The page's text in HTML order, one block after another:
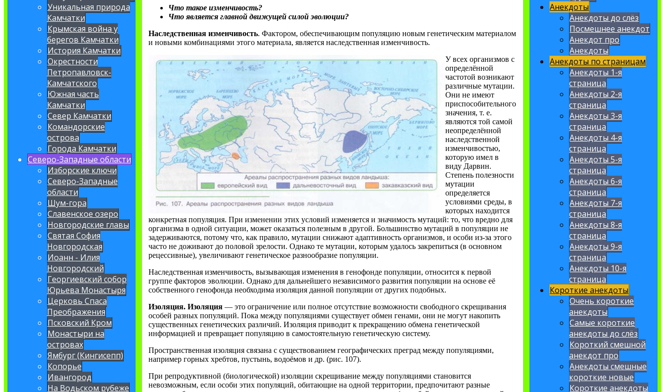
Уникальная природа
Камчатки
Крымская война у
берегов Камчатки
История Камчатки
Окрестности
Петропавловск-
Камчатского
Южная часть
Камчатки
Север Камчатки
Командорские
острова
Города Камчатки
Северо-Западные области
Изборские ключи
Северо-Западные
области
Шум-гора
Славенское озеро
Новгородские главы
Святая София
Новгородская
Иоанн - Илия
Новгородский
Георгиевский собор
Юрьева Монастыря
Церковь Спаса
Преображения
Псковский Кром
Монастыри на
островах
Ямбург (Кингисепп)
Копорье
Ивангород
На Водьском рубеже
Что такое изменчивость?
Что является главной движущей силой эволюции?
Наследственная изменчивость. Фактором, обеспечивающим популяцию новым генетическим материалом
и новыми комбинациями этого материала, является наследственная изменчивость.
У всех организмов с
определённой
частотой возникают
различные мутации.
Они не имеют
приспособительного
значения, т. е.
являются той самой
неопределённой
наследственной
изменчивостью,
которую имел в
виду Дарвин.
Степень полезности
мутации
определяется
условиями среды, в
которых находится
конкретная популяция. При изменении этих условий изменяется и значимость мутаций: то, что вредно для
организма в одной ситуации, может оказаться полезным в другой. Большинство мутаций в популяции не
задерживаются, потому что, как правило, мутации снижают адаптивность организмов, и особи из-за этого
часто не доживают до половой зрелости. Однако те мутации, которым удалось закрепиться (в основном
рецессивные), увеличивают генетическое разнообразие популяции.
Наследственная изменчивость, вызывающая изменения в генофонде популяции, относится к первой
группе факторов эволюции. Однако для дальнейшего независимого развития популяции на основе её
собственного генофонда необходима изоляция данной популяции от других подобных.
Изоляция. Изоляция — это ограничение или полное отсутствие возможности свободного скрещивания
особей разных популяций. Пока между популяциями существует обмен генами, они не могут накопить
существенных генетических различий. Изоляция приводит к прекращению обмена генетической
информацией и превращает популяцию в самостоятельную генетическую систему.
Пространственная изоляция связана с существованием географических преград между популяциями,
например горных хребтов, пустынь, водоёмов и др. (рис. 107).
При репродуктивной (биологической) изоляции скрещивание между популяциями становится
невозможным, если особи этих популяций, обитающие на одной территории, предпочитают разные
Анекдоты
Анекдоты до слёз
Посмешнее анекдот
Анекдот про
Анекдоты
Анекдоты по страницам
Анекдоты 1-я
страница
Анекдоты 2-я
страница
Анекдоты 3-я
страница
Анекдоты 4-я
страница
Анекдоты 5-я
страница
Анекдоты 6-я
страница
Анекдоты 7-я
страница
Анекдоты 8-я
страница
Анекдоты 9-я
страница
Анекдоты 10-я
страница
Короткие анекдоты
Очень короткие
анекдоты
Самые короткие
анекдоты до слёз
Короткий смешной
анекдот про
Анекдоты смешные
короткие новые
Короткие анекдоты